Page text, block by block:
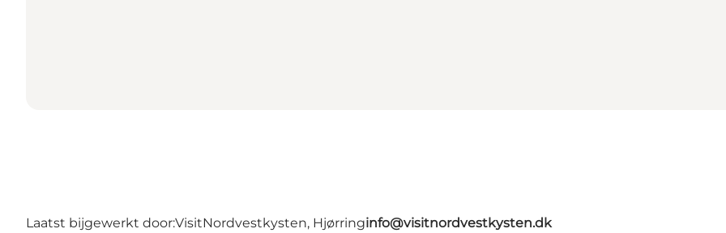
Laatst bijgewerkt door:VisitNordvestkysten, Hjørringinfo@visitnordvestkysten.dk